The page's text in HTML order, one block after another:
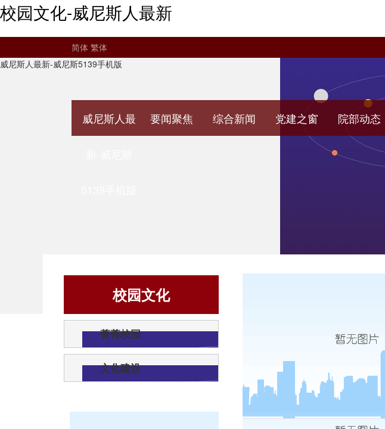
校园文化-威尼斯人最新
简体 繁体
威尼斯人最新-威尼斯5139手机版
威尼斯人最 要闻聚焦 综合新闻 党建之窗 院部动态
校园文化
菁菁校园
文化建设 管理学院团委组织团员青年热
商学院组织学子热议党的十九届